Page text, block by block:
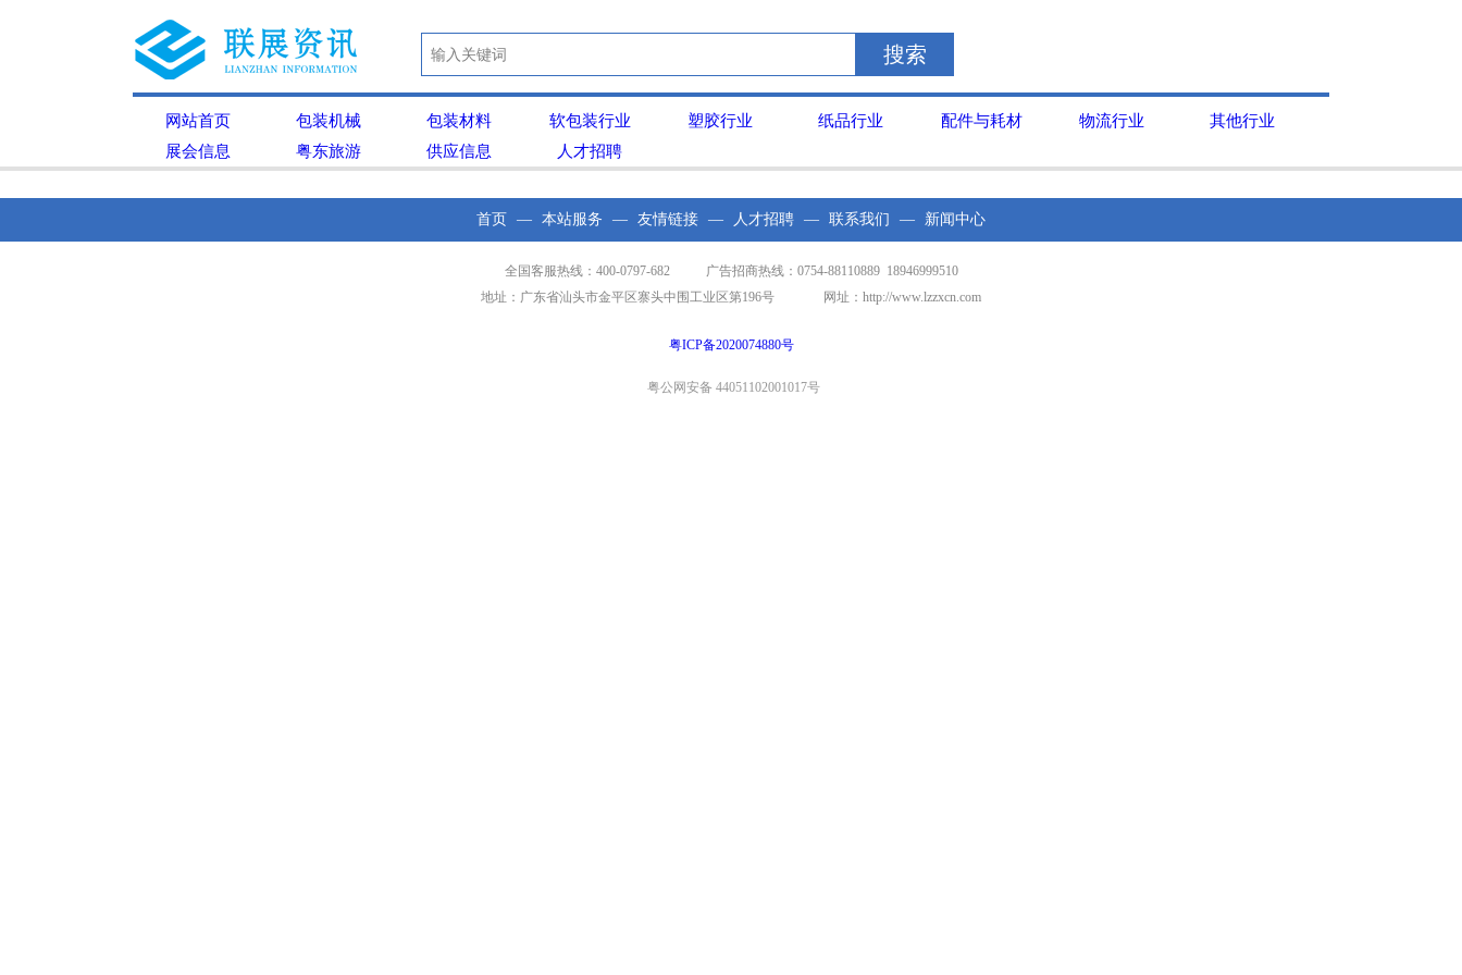
搜索
网站首页 包装机械 包装材料 软包装行业 塑胶行业 纸品行业 配件与耗材 物流行业
其他行业
展会信息
粤东旅游 供应信息 人才招聘
首页 — 本站服务 — 友情链接 — 人才招聘 — 联系我们 — 新闻中心
全国客服热线：400-0797-682 广告招商热线：0754-88110889 18946999510
地址：广东省汕头市金平区寨头中围工业区第196号 网址：http://www.lzzxcn.com
粤ICP备2020074880号
粤公网安备 44051102001017号